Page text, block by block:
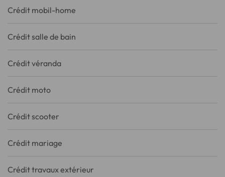
Crédit mobil-home
Crédit salle de bain
Crédit véranda
Crédit moto
Crédit scooter
Crédit mariage
Crédit travaux extérieur